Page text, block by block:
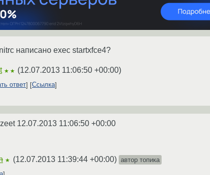
написано exec startxfce4?
★★ (12.07.2013 11:06:50 +00:00)
ответ Ссылка
12.07.2013 11:06:50 +00:00
★ (12.07.2013 11:39:44 +00:00) автор топика